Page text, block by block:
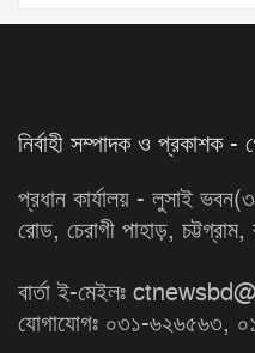
নির্বাহী সম্পাদক ও প্রকাশক -
প্রধান কার্যালয় - লুসাই
রোড, চেরাগী পাহাড়, চট্টগ্রাম,
বার্তা ই-মেইলঃ
যোগাযোগঃ ০৩১-৬২৬৫৬৩,